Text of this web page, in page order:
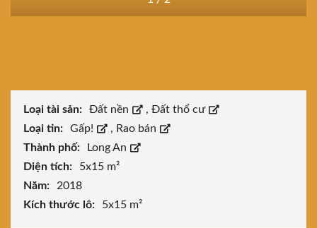
Loại tài sản: Đất nền , Đất thổ cư
Loại tin:
Gấp! , Rao bán
Thành phố:
Long An
Diện tích:
5x15 m²
Năm:
2018
Kích thước lô:
5x15 m²